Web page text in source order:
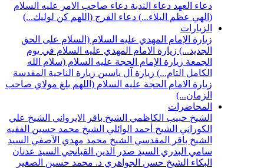
دعاء العهد دعاء الندبة دعاء صاحب الامر عليه السلام
(الهي عظم البلاء...) دعاء الفرج (اللهم كن لوليك...)
الزيارات
زيارة الإمام المهدي عليه السلام (السلام على الحق
الجديد...) زيارة الامام المهدي عليه السلام في يوم
الجمعة زيارة الإمام الحجة عليه السلام (سلام الله
الكامل التام...) زيارة آل ياسين زيارة الناحية المقدسة
زيارة الامام الحجة عليه السلام (اللهم بلغ مولاي صاحب
الزمان...)
المحاضرات
الشيخ حبيب الكاظمي الشيخ باقر الايرواني الشيخ علي
الكوراني الشيخ أحمد الوائلي الشيخ محمد حسين الفقيه
الشيخ باقر المقدسي الشيخ محمد مهدي الآصفي السيد
سامي البدري السيد صدر الدين القبانجي السيد عدنان
البكاء الشيخ حسن الجواهري د. محمد حسين الصغير